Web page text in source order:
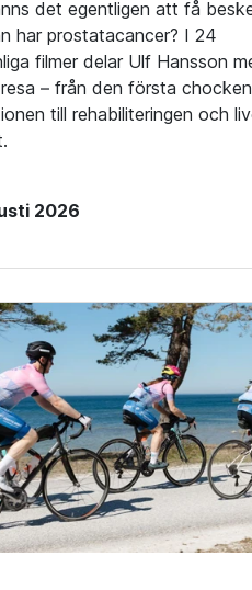
det egentligen att få
har prostatacancer? I 24
filmer delar Ulf Hansson
– från den första
till rehabiliteringen och
2026